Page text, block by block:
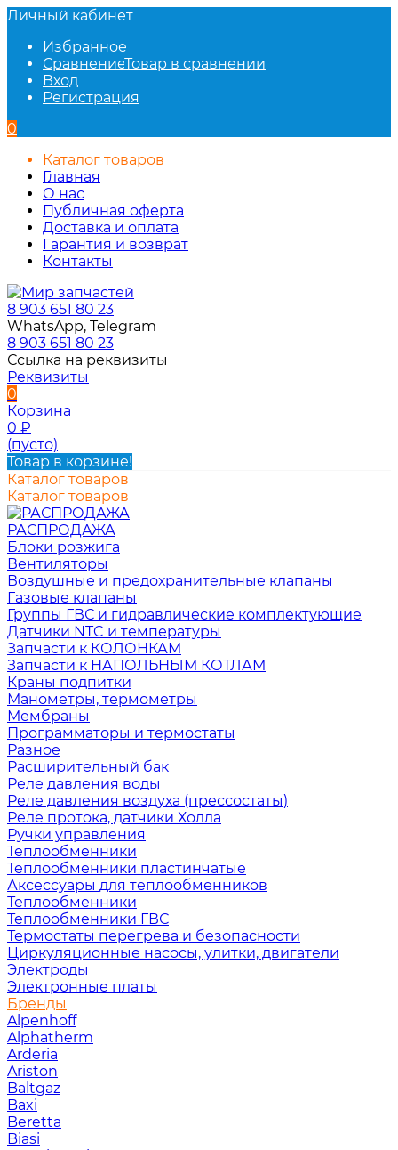
Личный кабинет
Избранное
СравнениеТовар в сравнении
Вход
Регистрация
0
Каталог товаров
Главная
О нас
Публичная оферта
Доставка и оплата
Гарантия и возврат
Контакты
8 903 651 80 23
WhatsApp, Telegram
8 903 651 80 23
Ссылка на реквизиты
Реквизиты
0
Корзина
0 ₽
(пусто)
Товар в корзине!
Каталог товаров
Каталог товаров
РАСПРОДАЖА
Блоки розжига
Вентиляторы
Воздушные и предохранительные клапаны
Газовые клапаны
Группы ГВС и гидравлические комплектующие
Датчики NTC и температуры
Запчасти к КОЛОНКАМ
Запчасти к НАПОЛЬНЫМ КОТЛАМ
Краны подпитки
Манометры, термометры
Мембраны
Программаторы и термостаты
Разное
Расширительный бак
Реле давления воды
Реле давления воздуха (прессостаты)
Реле протока, датчики Холла
Ручки управления
Теплообменники
Теплообменники пластинчатые
Аксессуары для теплообменников
Теплообменники
Теплообменники ГВС
Термостаты перегрева и безопасности
Циркуляционные насосы, улитки, двигатели
Электроды
Электронные платы
Бренды
Alpenhoff
Alphatherm
Arderia
Ariston
Baltgaz
Baxi
Beretta
Biasi